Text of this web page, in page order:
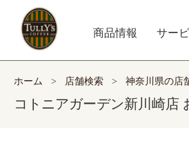
商品情報 サー
ホーム > 店舗検索 > 神奈川県の店
コトニアガーデン新川崎店